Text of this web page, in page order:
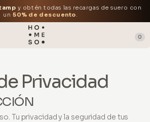
y obtén todas las recargas de suero con
un50% de descuento.
0
Privacidad
Tu privacidad y la seguridad de tus